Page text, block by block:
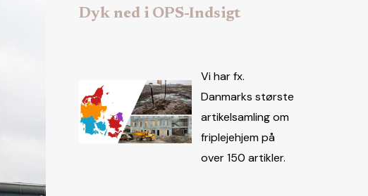
Dyk ned i OPS-Indsigt
Vi har fx.
Danmarks største
artikelsamling om
friplejehjem på
over 150 artikler.